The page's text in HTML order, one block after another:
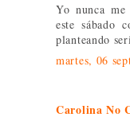
Yo nunca me
este sábado
planteando
martes, 06
Carolina No